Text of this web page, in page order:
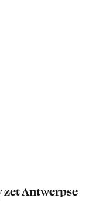
zet Antwerpse